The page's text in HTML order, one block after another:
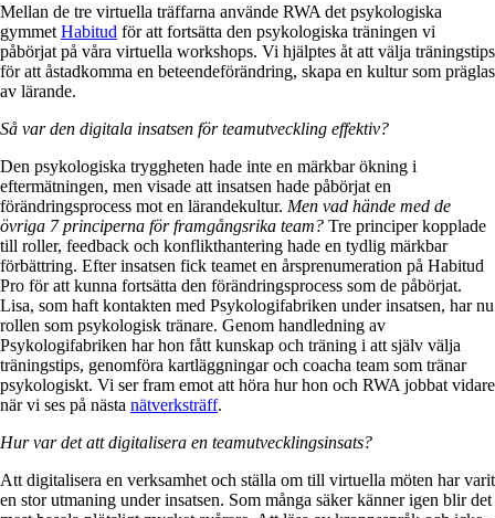
Mellan de tre virtuella träffarna använde RWA det psykologiska
gymmet Habitud för att fortsätta den psykologiska träningen vi
påbörjat på våra virtuella workshops. Vi hjälptes åt att välja träningstips
för att åstadkomma en beteendeförändring, skapa en kultur som präglas
av lärande.
Så var den digitala insatsen för teamutveckling effektiv?
Den psykologiska tryggheten hade inte en märkbar ökning i
eftermätningen, men visade att insatsen hade påbörjat en
förändringsprocess mot en lärandekultur. Men vad hände med de
övriga 7 principerna för framgångsrika team? Tre principer kopplade
till roller, feedback och konflikthantering hade en tydlig märkbar
förbättring. Efter insatsen fick teamet en årsprenumeration på Habitud
Pro för att kunna fortsätta den förändringsprocess som de påbörjat.
Lisa, som haft kontakten med Psykologifabriken under insatsen, har nu
rollen som psykologisk tränare. Genom handledning av
Psykologifabriken har hon fått kunskap och träning i att själv välja
träningstips, genomföra kartläggningar och coacha team som tränar
psykologiskt. Vi ser fram emot att höra hur hon och RWA jobbat vidare
när vi ses på nästa nätverksträff.
Hur var det att digitalisera en teamutvecklingsinsats?
Att digitalisera en verksamhet och ställa om till virtuella möten har varit
en stor utmaning under insatsen. Som många säker känner igen blir det